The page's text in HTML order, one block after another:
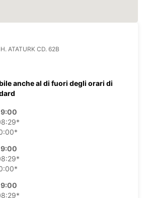
ATATURK CD. 62B
anche al di fuori degli orari di